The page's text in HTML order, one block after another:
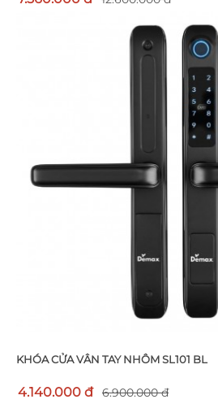
KHÓA CỬA VÂN TAY NHÔM SL101 BL
4.140.000 đ 6.900.000 đ